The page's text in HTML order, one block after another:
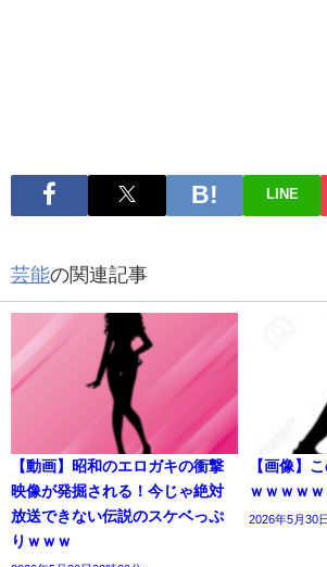
LINE
芸能の関連記事
【動画】昭和のエロガキの衝撃
映像が発掘される！今じゃ絶対
放送できない伝説のスケベっぷ
りｗｗｗ
【画像】
ｗｗｗｗ
2026年5月30